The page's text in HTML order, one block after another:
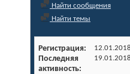
Найти сообщения
Найти темы
Регистрация 12.01.2018
Последняя
активность
19.01.2018